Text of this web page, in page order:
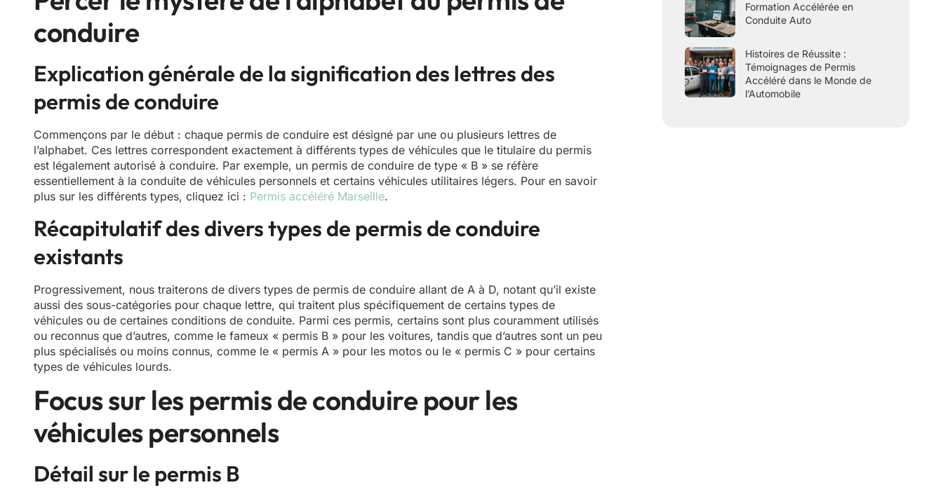
conduire
Explication générale de la signification des lettres des
permis de conduire
Commençons par le début : chaque permis de conduire est désigné par une ou plusieurs lettres de
l’alphabet. Ces lettres correspondent exactement à différents types de véhicules que le titulaire du permis
est légalement autorisé à conduire. Par exemple, un permis de conduire de type « B » se réfère
essentiellement à la conduite de véhicules personnels et certains véhicules utilitaires légers. Pour en savoir
plus sur les différents types, cliquez ici : Permis accéléré Marseille.
Récapitulatif des divers types de permis de conduire
existants
Progressivement, nous traiterons de divers types de permis de conduire allant de A à D, notant qu’il existe
aussi des sous-catégories pour chaque lettre, qui traitent plus spécifiquement de certains types de
véhicules ou de certaines conditions de conduite. Parmi ces permis, certains sont plus couramment utilisés
ou reconnus que d’autres, comme le fameux « permis B » pour les voitures, tandis que d’autres sont un peu
plus spécialisés ou moins connus, comme le « permis A » pour les motos ou le « permis C » pour certains
types de véhicules lourds.
Focus sur les permis de conduire pour les
véhicules personnels
Détail sur le permis B
Formation Accélérée en
Conduite Auto
Histoires de Réussite :
Témoignages de Permis
Accéléré dans le Monde de
l’Automobile